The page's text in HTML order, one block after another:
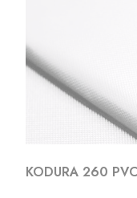
KODURA 260